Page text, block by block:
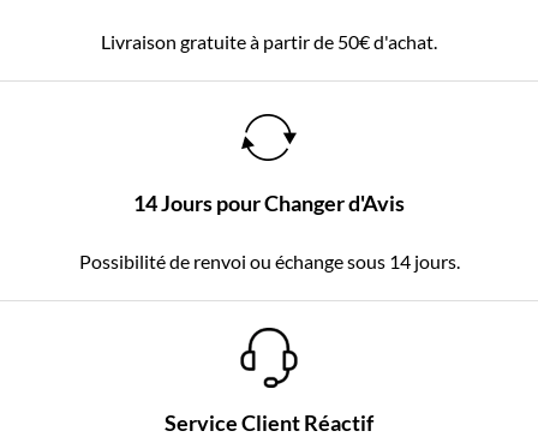
Livraison gratuite à partir de 50€ d'achat.
14 Jours pour Changer d'Avis
Possibilité de renvoi ou échange sous 14 jours.
Service Client Réactif